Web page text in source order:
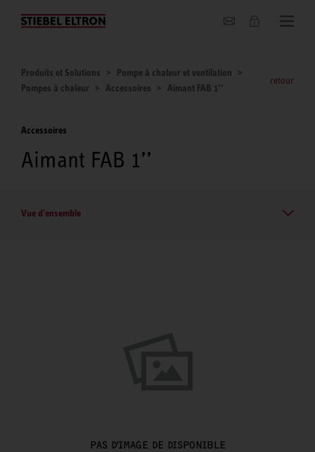
Entreprise
Produits et Solutions
Pompe à chaleur et ventilation
Pompes à chaleur
Accessoires Aimant FAB 1’’
retour
Accessoires
Aimant FAB 1’’
Vue d'ensemble
PAS D'IMAGE DE DISPONIBLE